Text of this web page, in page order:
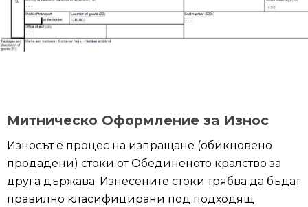
Митническо Оформление за Износ
Износът е процес на изпращане (обикновено
продадени) стоки от Обединеното кралство за
друга държава. Изнесените стоки трябва да бъдат
правилно класифицирани под подходящ